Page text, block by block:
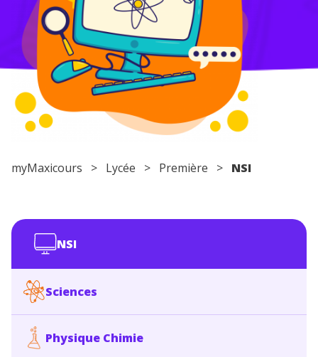
Conseils pour les parents
myMaxicours > Lycée > Première > NSI
NSI
Sciences
Physique Chimie